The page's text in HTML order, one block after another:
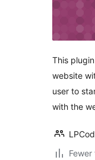
This
website
user to
with the